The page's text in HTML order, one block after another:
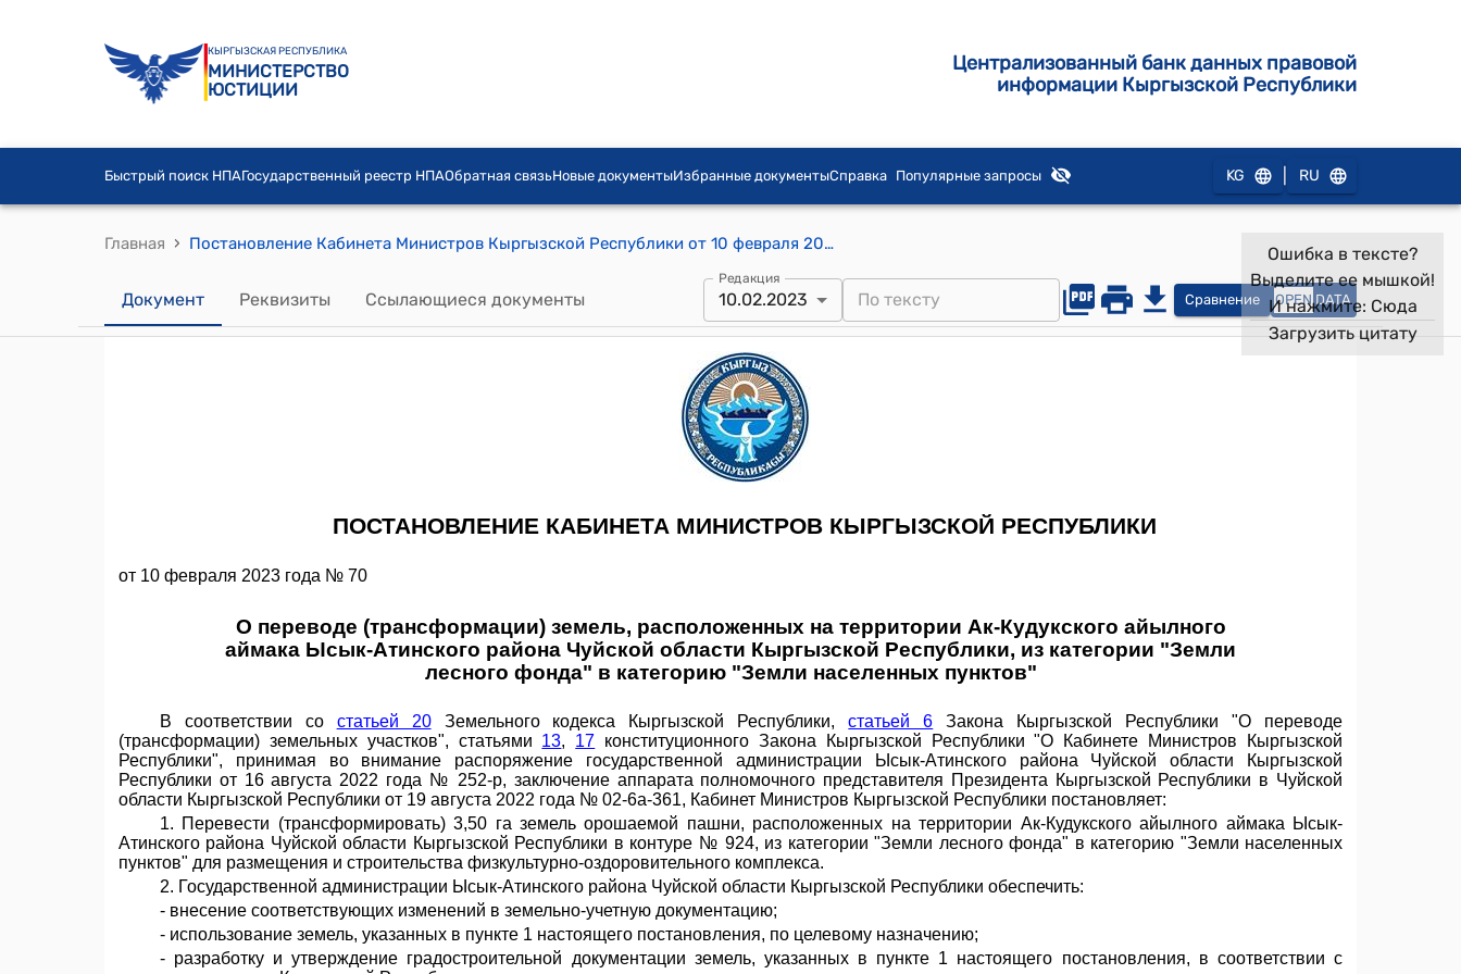
КЫРГЫЗСКАЯ РЕСПУБЛИКА
МИНИСТЕРСТВО
ЮСТИЦИИ
Централизованный банк данных правовой
информации Кыргызской Республики
Быстрый поиск НПАГосударственный реестр НПАОбратная связьНовые документыИзбранные документыСправка Популярные запросы KG RU
Главная › Постановление Кабинета Министров Кыргызской Республики от 10 февраля 2023 года № 70 "О переводе (трансформации) земель, расположенных на территории Ак-Кудукского айылного аймака Ысык-Атинского района Чуйской области Кыргызской Республики, из категории "Земли лесного фонда" в категорию "Земли населенных пунктов"
Документ Реквизиты Ссылающиеся документы
Редакция
10.02.2023 Сравнение OPEN DATA
Ошибка в тексте?
Выделите ее мышкой!
И нажмите: Сюда
Загрузить цитату